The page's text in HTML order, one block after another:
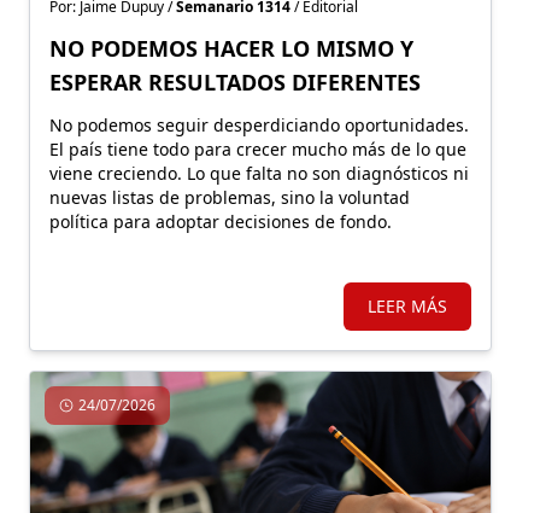
Por: Jaime Dupuy /Semanario 1314/ Editorial
NO PODEMOS HACER LO MISMO Y
ESPERAR RESULTADOS DIFERENTES
No podemos seguir desperdiciando oportunidades.
El país tiene todo para crecer mucho más de lo que
viene creciendo. Lo que falta no son diagnósticos ni
nuevas listas de problemas, sino la voluntad
política para adoptar decisiones de fondo.
LEER MÁS
24/07/2026